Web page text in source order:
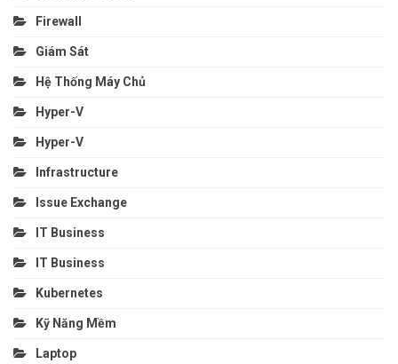
Firewall
Giám Sát
Hệ Thống Máy Chủ
Hyper-V
Hyper-V
Infrastructure
Issue Exchange
IT Business
IT Business
Kubernetes
Kỹ Năng Mềm
Laptop